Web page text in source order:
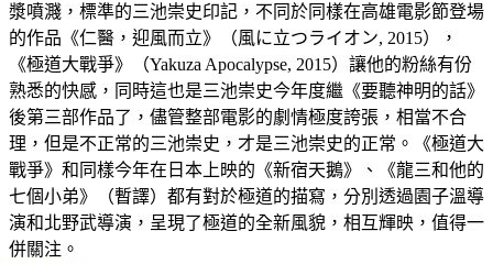
漿噴濺，標準的三池崇史印記，不同於同樣在高雄電影節登場
的作品《仁醫，迎風而立》（風に立つライオン, 2015），
《極道大戰爭》（Yakuza Apocalypse, 2015）讓他的粉絲有份
熟悉的快感，同時這也是三池崇史今年度繼《要聽神明的話》
後第三部作品了，儘管整部電影的劇情極度誇張，相當不合
理，但是不正常的三池崇史，才是三池崇史的正常。《極道大
戰爭》和同樣今年在日本上映的《新宿天鵝》、《龍三和他的
七個小弟》（暫譯）都有對於極道的描寫，分別透過園子溫導
演和北野武導演，呈現了極道的全新風貌，相互輝映，值得一
併關注。